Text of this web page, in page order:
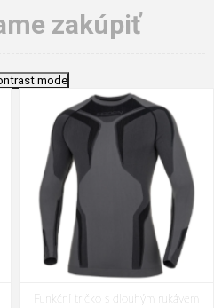
zakúpiť
mode
Funkční tričko s dlouhým rukávem